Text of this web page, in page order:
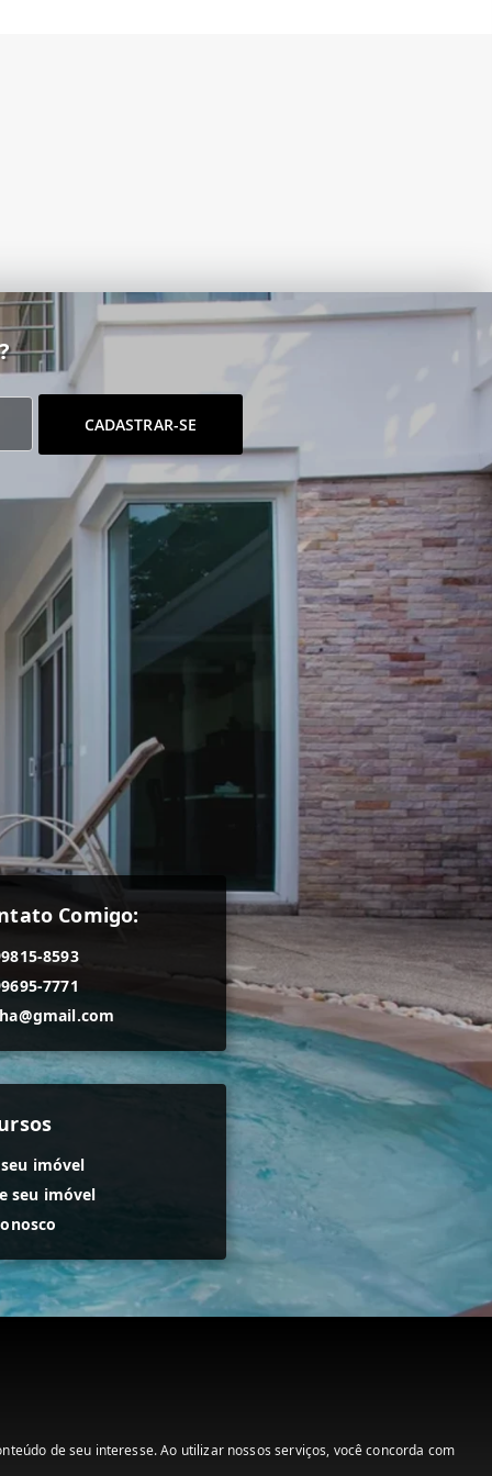
CADASTRAR-SE
Comigo:
8593
7771
imóvel
seu imóvel
de seu interesse. Ao utilizar nossos serviços, você concorda com